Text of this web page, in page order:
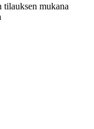
tilauksen mukana